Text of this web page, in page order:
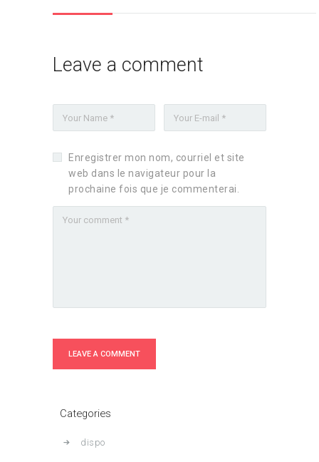
Leave a comment
Enregistrer mon nom, courriel et site
web dans le navigateur pour la
prochaine fois que je commenterai.
Categories
dispo